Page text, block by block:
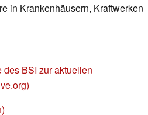
in Krankenhäusern, Kraftwerken
BSI zur aktuellen